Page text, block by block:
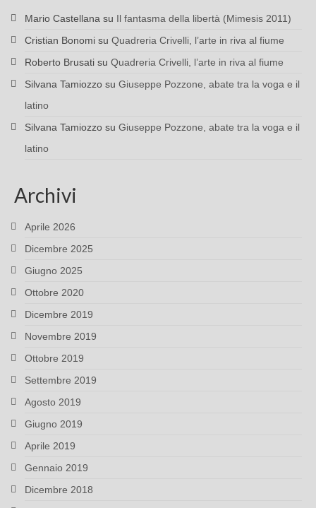
Mario Castellana su Il fantasma della libertà (Mimesis 2011)
Cristian Bonomi su Quadreria Crivelli, l’arte in riva al fiume
Roberto Brusati su Quadreria Crivelli, l’arte in riva al fiume
Silvana Tamiozzo su Giuseppe Pozzone, abate tra la voga e il
latino
Silvana Tamiozzo su Giuseppe Pozzone, abate tra la voga e il
latino
Archivi
Aprile 2026
Dicembre 2025
Giugno 2025
Ottobre 2020
Dicembre 2019
Novembre 2019
Ottobre 2019
Settembre 2019
Agosto 2019
Giugno 2019
Aprile 2019
Gennaio 2019
Dicembre 2018